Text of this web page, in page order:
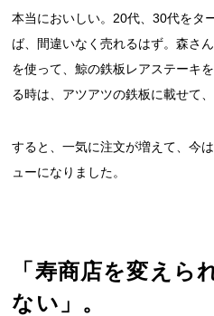
本当においしい。20代、30代をタ
ば、間違いなく売れるはず。森さ
を使って、鯨の鉄板レアステーキ
る時は、アツアツの鉄板に載せて
すると、一気に注文が増えて、今
ューになりました。
「寿商店を変えら
ない」。